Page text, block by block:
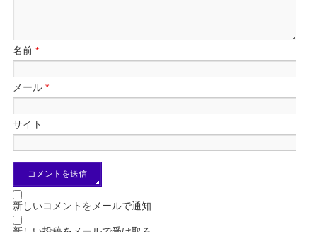
名前*
メール*
サイト
新しいコメントをメールで通知